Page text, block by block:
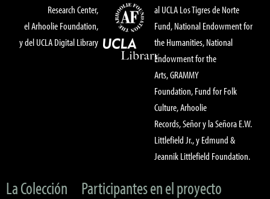
Research Center,
el Arhoolie Foundation,
y del UCLA Digital Library
al UCLA Los Tigres de Norte
Fund, National Endowment for
the Humanities, National
Endowment for the
Arts, GRAMMY
Foundation, Fund for Folk
Culture, Arhoolie
Records, Señor y la Señora E.W.
Littlefield Jr., y Edmund &
Jeannik Littlefield Foundation.
La Colección
Participantes en el proyecto